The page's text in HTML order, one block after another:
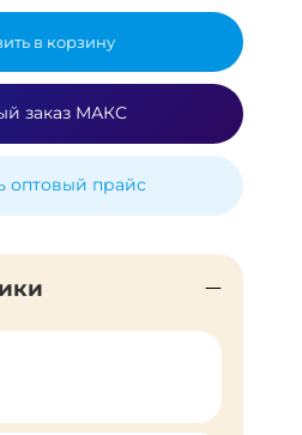
в корзину
заказ МАКС
оптовый прайс